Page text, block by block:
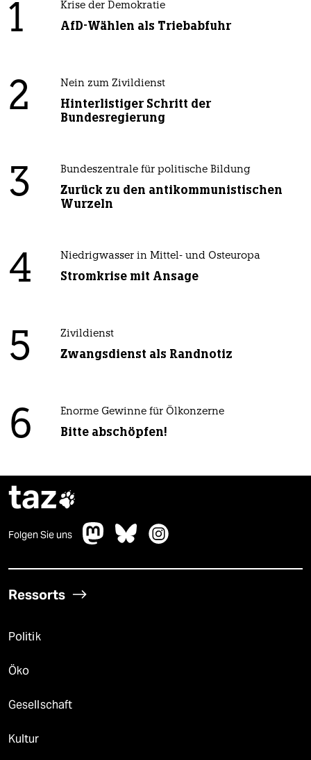
1 Krise der Demokratie
AfD-Wählen als Triebabfuhr
2 Nein zum Zivildienst
Hinterlistiger Schritt der
Bundesregierung
3 Bundeszentrale für politische Bildung
Zurück zu den antikommunistischen
Wurzeln
4 Niedrigwasser in Mittel- und Osteuropa
Stromkrise mit Ansage
5 Zivildienst
Zwangsdienst als Randnotiz
6 Enorme Gewinne für Ölkonzerne
Bitte abschöpfen!
taz
Folgen Sie uns
Ressorts
Politik
Öko
Gesellschaft
Kultur